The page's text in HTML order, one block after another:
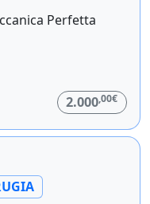
Perfetta
2.000,00€